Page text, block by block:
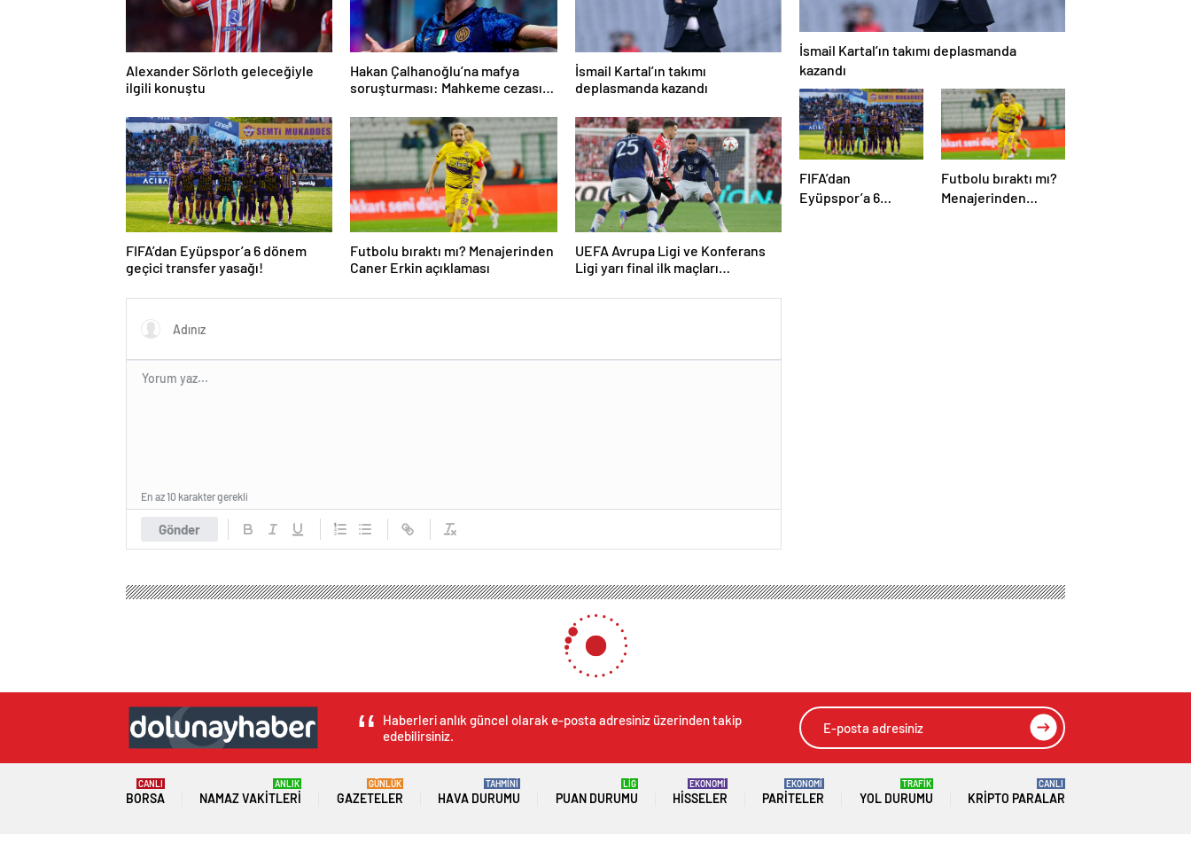
Alexander Sörloth geleceğiyle
ilgili konuştu
Hakan Çalhanoğlu’na mafya
soruşturması: Mahkeme cezasını
İsmail Kartal’ın takımı
deplasmanda kazandı
FIFA’dan Eyüpspor’a 6 dönem
geçici transfer yasağı!
Futbolu bıraktı mı? Menajerinden
Caner Erkin açıklaması
UEFA Avrupa Ligi ve Konferans
Ligi yarı final ilk maçları
Gönder
En az 10 karakter gerekli
İsmail Kartal’ın takımı deplasmanda
kazandı
FIFA’dan
Eyüpspor’a 6
Futbolu bıraktı mı?
Menajerinden
Haberleri anlık güncel olarak e-posta adresiniz üzerinden takip
edebilirsiniz.
BORSA
CANLI
NAMAZ VAKITLERI
ANLIK
GAZETELER
GÜNLÜK
HAVA DURUMU
TAHMİNİ
PUAN DURUMU
LİG
HISSELER
EKONOMİ
PARITELER
EKONOMİ
YOL DURUMU
TRAFİK
KRIPTO PARALAR
CANLI